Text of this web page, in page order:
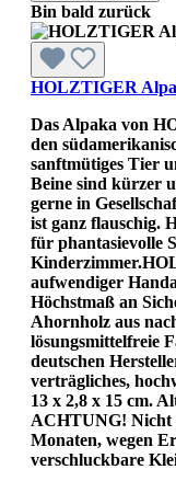
Bin bald zurück
HOLZTIGER
Das Alpaka von
den
sanftmütiges Tier
Beine sind kürzer
gerne in
ist ganz flauschig.
für phantasievolle
aufwendiger
Höchstmaß an
Ahornholz aus
lösungsmittelfreie
deutschen
verträgliches,
13 x 2,8 x 15 cm.
ACHTUNG! Nicht
Monaten, wegen
verschluckbare